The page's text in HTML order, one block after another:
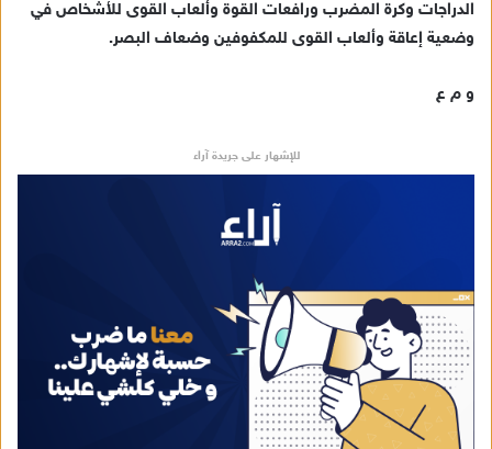
الدراجات وكرة المضرب ورافعات القوة وألعاب القوى للأشخاص في
وضعية إعاقة وألعاب القوى للمكفوفين وضعاف البصر.
و م ع
للإشهار على جريدة آراء